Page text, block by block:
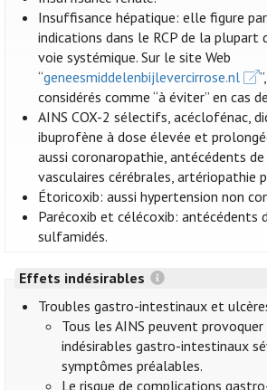
Insuffisance hépatique: elle figure
indications dans le RCP de la plupart
voie systémique. Sur le site Web
“geneesmiddelenbijlevercirrose.nl
considérés comme “à éviter” en cas
AINS COX-2 sélectifs, acéclofénac,
ibuprofène à dose élevée et
aussi coronaropathie, antécédents
vasculaires cérébrales, artériopathie
Étoricoxib: aussi hypertension non
Parécoxib et célécoxib: antécédents
sulfamidés.
Effets indésirables
Troubles gastro-intestinaux et
Tous les AINS peuvent
indésirables gastro-intestinaux
symptômes préalables.
Le risque de complications